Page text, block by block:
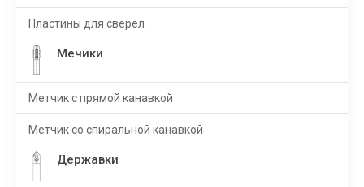
Пластины для сверел
Мечики
Метчик с прямой канавкой
Метчик со спиральной канавкой
Державки